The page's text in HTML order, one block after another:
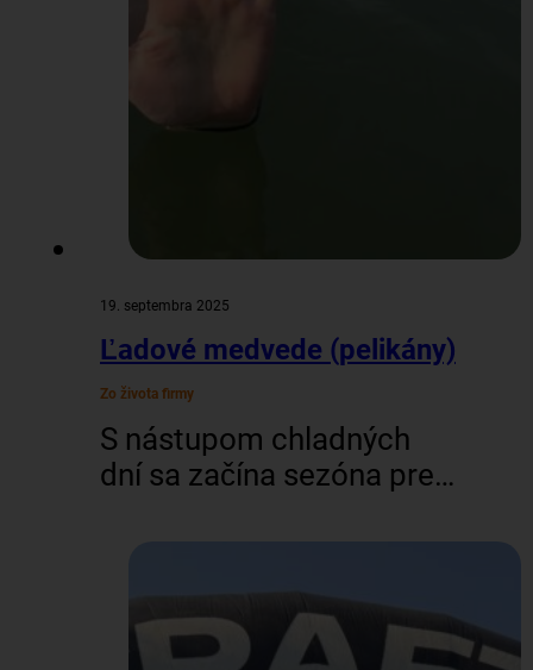
19. septembra 2025
Ľadové medvede (pelikány)
Zo života firmy
S nástupom chladných
dní sa začína sezóna pre
„ľadových medveďov
“(alebo skôr pelikánov).